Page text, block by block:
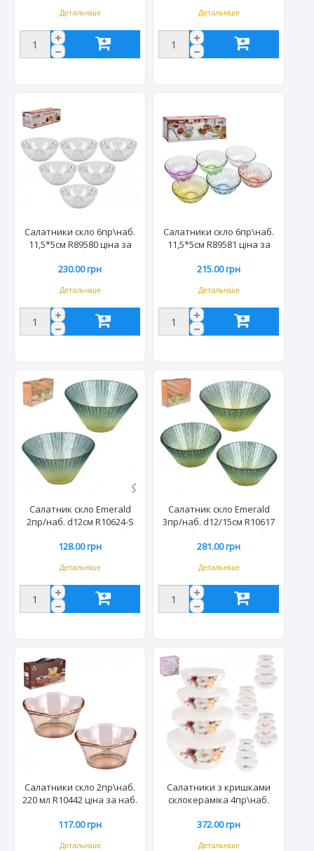
Детальніше Детальніше
Салатники скло 6пр\наб.
11,5*5см R89580 ціна за
наб. (16наб/ящ) 8175
230.00 грн
Детальніше
Салатники скло 6пр\наб.
11,5*5см R89581 ціна за
наб. (16наб/ящ) 8182
215.00 грн
Детальніше
Салатник скло Emerald
2пр/наб. d12см R10624-S
(30наб/ящ) ціна за набір
1513
128.00 грн
Детальніше
Салатник скло Emerald
3пр/наб. d12/15см R10617
(16наб/ящ) ціна за набір
1483
281.00 грн
Детальніше
Салатники скло 2пр\наб.
220 мл R10442 ціна за наб.
(48наб/ящ) 2510
117.00 грн
Детальніше
Салатники з кришками
склокераміка 4пр\наб.
наб. (18наб/ящ) 7695
372.00 грн
Детальніше